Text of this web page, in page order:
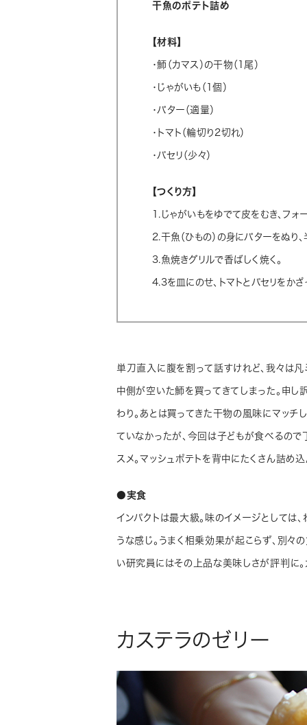
干魚のポテト詰め
【材料】
・魳（カマス）の干物（1尾）
・じゃがいも（1個）
・バター（適量）
・トマト（輪切り2切れ）
・パセリ（少々）
【つくり方】
1.じゃがいもをゆでて皮をむき、フォ
2.干魚（ひもの）の身にバターをぬり
3.魚焼きグリルで香ばしく焼く。
4.3を皿にのせ、トマトとパセリをかざ
単刀直入に腹を割って話すけれど、我々は凡
中側が空いた魳を買ってきてしまった。申し
わり。あとは買ってきた干物の風味にマッチ
ていなかったが、今回は子どもが食べるの
スメ。マッシュポテトを背中にたくさん詰め
●実食
インパクトは最大級。味のイメージとしては
うな感じ。うまく相乗効果が起こらず、別々
い研究員にはその上品な美味しさが評判に
カステラのゼリー